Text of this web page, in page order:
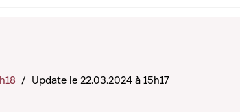
/ Update le 22.03.2024 à 15h17